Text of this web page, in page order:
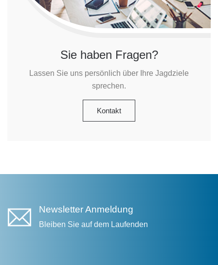
Sie haben Fragen?
Lassen Sie uns persönlich über Ihre Jagdziele
sprechen.
Kontakt
Newsletter Anmeldung
Bleiben Sie auf dem Laufenden